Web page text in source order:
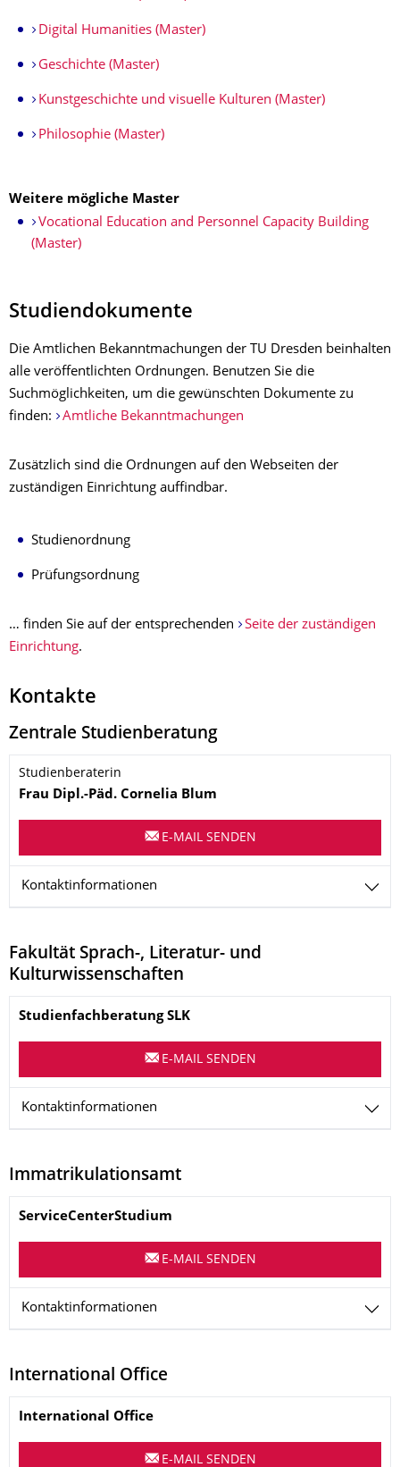
Digital Humanities (Master)
Geschichte (Master)
Kunstgeschichte und visuelle Kulturen (Master)
Philosophie (Master)
Weitere mögliche Master
Vocational Education and Personnel Capacity Building
(Master)
Studiendokumente
Die Amtlichen Bekanntmachungen der TU Dresden beinhalten
alle veröffentlichten Ordnungen. Benutzen Sie die
Suchmöglichkeiten, um die gewünschten Dokumente zu
finden:
Amtliche Bekanntmachungen
Zusätzlich sind die Ordnungen auf den Webseiten der
zuständigen Einrichtung auffindbar.
Studienordnung
Prüfungsordnung
… finden Sie auf der entsprechenden
Seite der zuständigen
Einrichtung.
Kontakte
Zentrale Studienberatung
Name
Studienberaterin
Frau Dipl.-Päd. Cornelia Blum
E-MAIL SENDEN
Kontaktinformationen
Fakultät Sprach-, Literatur- und
Kulturwissenschaften
Name
Studienfachberatung SLK
E-MAIL SENDEN
Kontaktinformationen
Immatrikulationsamt
Name
ServiceCenterStudium
E-MAIL SENDEN
Kontaktinformationen
International Office
Name
International Office
E-MAIL SENDEN